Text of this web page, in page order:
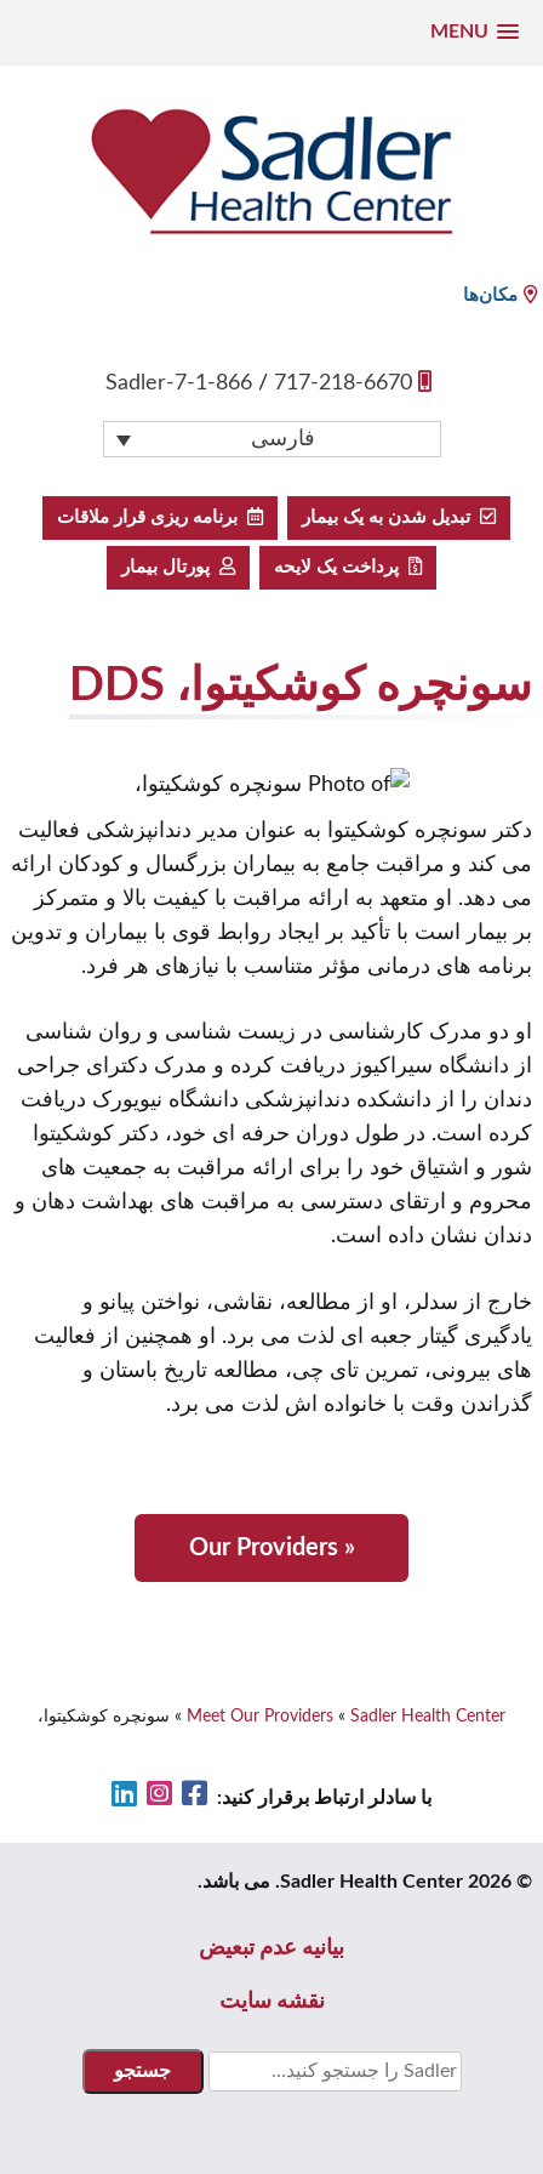
MENU
مکان‌ها
717-218-6670
/
1-866-Sadler-7
فارسی
تبدیل شدن به یک بیمار برنامه ریزی قرار ملاقات
پرداخت یک لایحه پورتال بیمار
سونچره کوشکیتوا، DDS
دکتر سونچره کوشکیتوا به عنوان مدیر دندانپزشکی فعالیت
می کند و مراقبت جامع به بیماران بزرگسال و کودکان ارائه
می دهد. او متعهد به ارائه مراقبت با کیفیت بالا و متمرکز
بر بیمار است با تأکید بر ایجاد روابط قوی با بیماران و تدوین
برنامه های درمانی مؤثر متناسب با نیازهای هر فرد.
او دو مدرک کارشناسی در زیست شناسی و روان شناسی
از دانشگاه سیراکیوز دریافت کرده و مدرک دکترای جراحی
دندان را از دانشکده دندانپزشکی دانشگاه نیویورک دریافت
کرده است. در طول دوران حرفه ای خود، دکتر کوشکیتوا
شور و اشتیاق خود را برای ارائه مراقبت به جمعیت های
محروم و ارتقای دسترسی به مراقبت های بهداشت دهان و
دندان نشان داده است.
خارج از سدلر، او از مطالعه، نقاشی، نواختن پیانو و
یادگیری گیتار جعبه ای لذت می برد. او همچنین از فعالیت
های بیرونی، تمرین تای چی، مطالعه تاریخ باستان و
گذراندن وقت با خانواده اش لذت می برد.
« Our Providers
Sadler Health Center
»
Meet Our Providers
» سونچره کوشکیتوا،
با سادلر ارتباط برقرار کنید: Facebook
Instagram
© 2026 Sadler Health Center. می باشد.
بیانیه عدم تبعیض
نقشه سایت
جستجو
برای: